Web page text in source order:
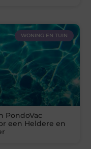
WONING EN TUIN
PondoVac
een Heldere en